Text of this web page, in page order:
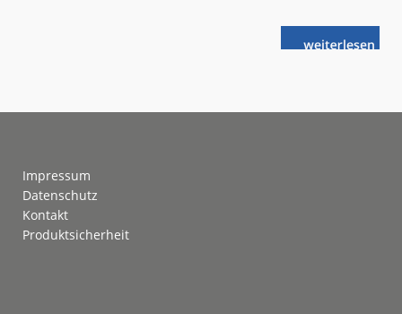
weiterlese
nStuttgart:
Impressum
Datenschutz
Kontakt
Produktsicherheit